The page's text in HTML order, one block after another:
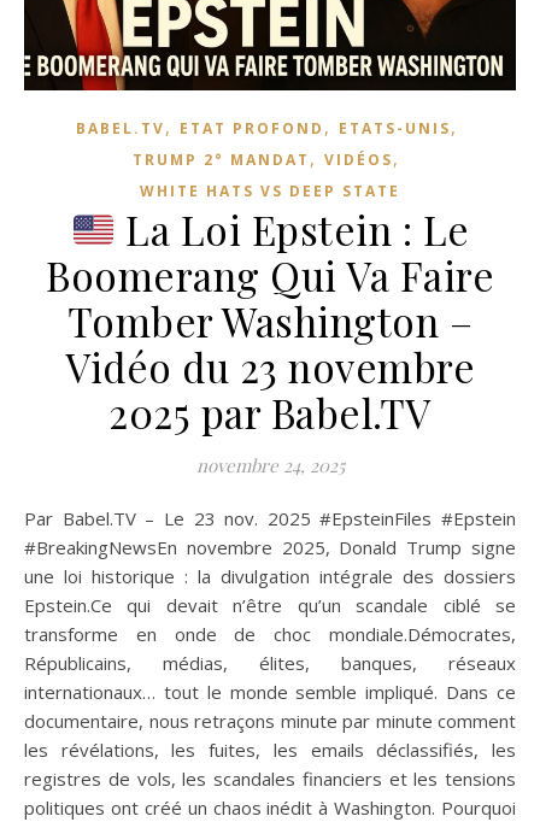
BABEL.TV, ETAT PROFOND , ETATS-UNIS,
TRUMP 2° MANDAT , VIDÉOS,
WHITE HATS VS DEEP STATE
La Loi Epstein : Le
Boomerang Qui Va Faire
Tomber Washington –
Vidéo du 23 novembre
2025 par Babel.TV
novembre 24, 2025
Par Babel.TV – Le 23 nov. 2025 #EpsteinFiles #Epstein
#BreakingNewsEn novembre 2025, Donald Trump signe
une loi historique : la divulgation intégrale des dossiers
Epstein.Ce qui devait n’être qu’un scandale ciblé se
transforme en onde de choc mondiale.Démocrates,
Républicains, médias, élites, banques, réseaux
internationaux… tout le monde semble impliqué. Dans ce
documentaire, nous retraçons minute par minute comment
les révélations, les fuites, les emails déclassifiés, les
registres de vols, les scandales financiers et les tensions
politiques ont créé un chaos inédit à Washington. Pourquoi